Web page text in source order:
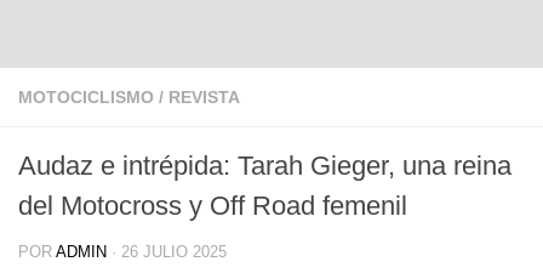
MOTOCICLISMO / REVISTA
Audaz e intrépida: Tarah Gieger, una reina
del Motocross y Off Road femenil
POR ADMIN · 26 JULIO 2025